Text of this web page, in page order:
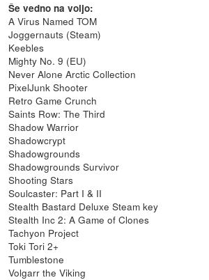
Še vedno na voljo:
A Virus Named TOM
Joggernauts (Steam)
Keebles
Mighty No. 9 (EU)
Never Alone Arctic Collection
PixelJunk Shooter
Retro Game Crunch
Saints Row: The Third
Shadow Warrior
Shadowcrypt
Shadowgrounds
Shadowgrounds Survivor
Shooting Stars
Soulcaster: Part I & II
Stealth Bastard Deluxe Steam key
Stealth Inc 2: A Game of Clones
Tachyon Project
Toki Tori 2+
Tumblestone
Volgarr the Viking